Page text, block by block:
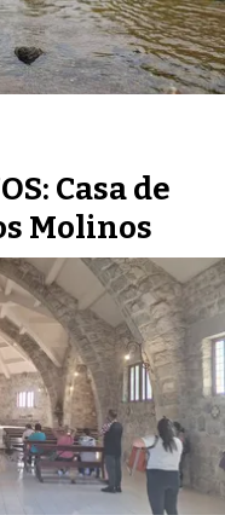
Casa de
Molinos